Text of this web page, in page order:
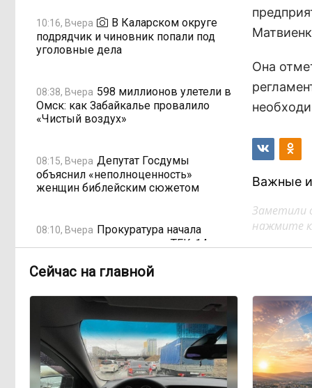
10:16, Вчера
В Каларском округе
подрядчик и чиновник попали под
уголовные дела
08:38, Вчера 598 миллионов улетели в
Омск: как Забайкалье провалило
«Чистый воздух»
08:15, Вчера Депутат Госдумы
объяснил «неполноценность»
женщин библейским сюжетом
08:10, Вчера Прокуратура начала
проверку из-за раскопок ТГК-14
Забайкалье — в списке регионов,
где бюджетники могут остаться без
выплат
17:30, 5 августа «Их масштаб может
превысить весь наш опыт»: Осипов
Она
Важные
Заметили
нажмите
Сейчас на главной